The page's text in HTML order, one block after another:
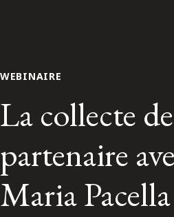
WEBINAIRE
La collecte
partenaire
Maria